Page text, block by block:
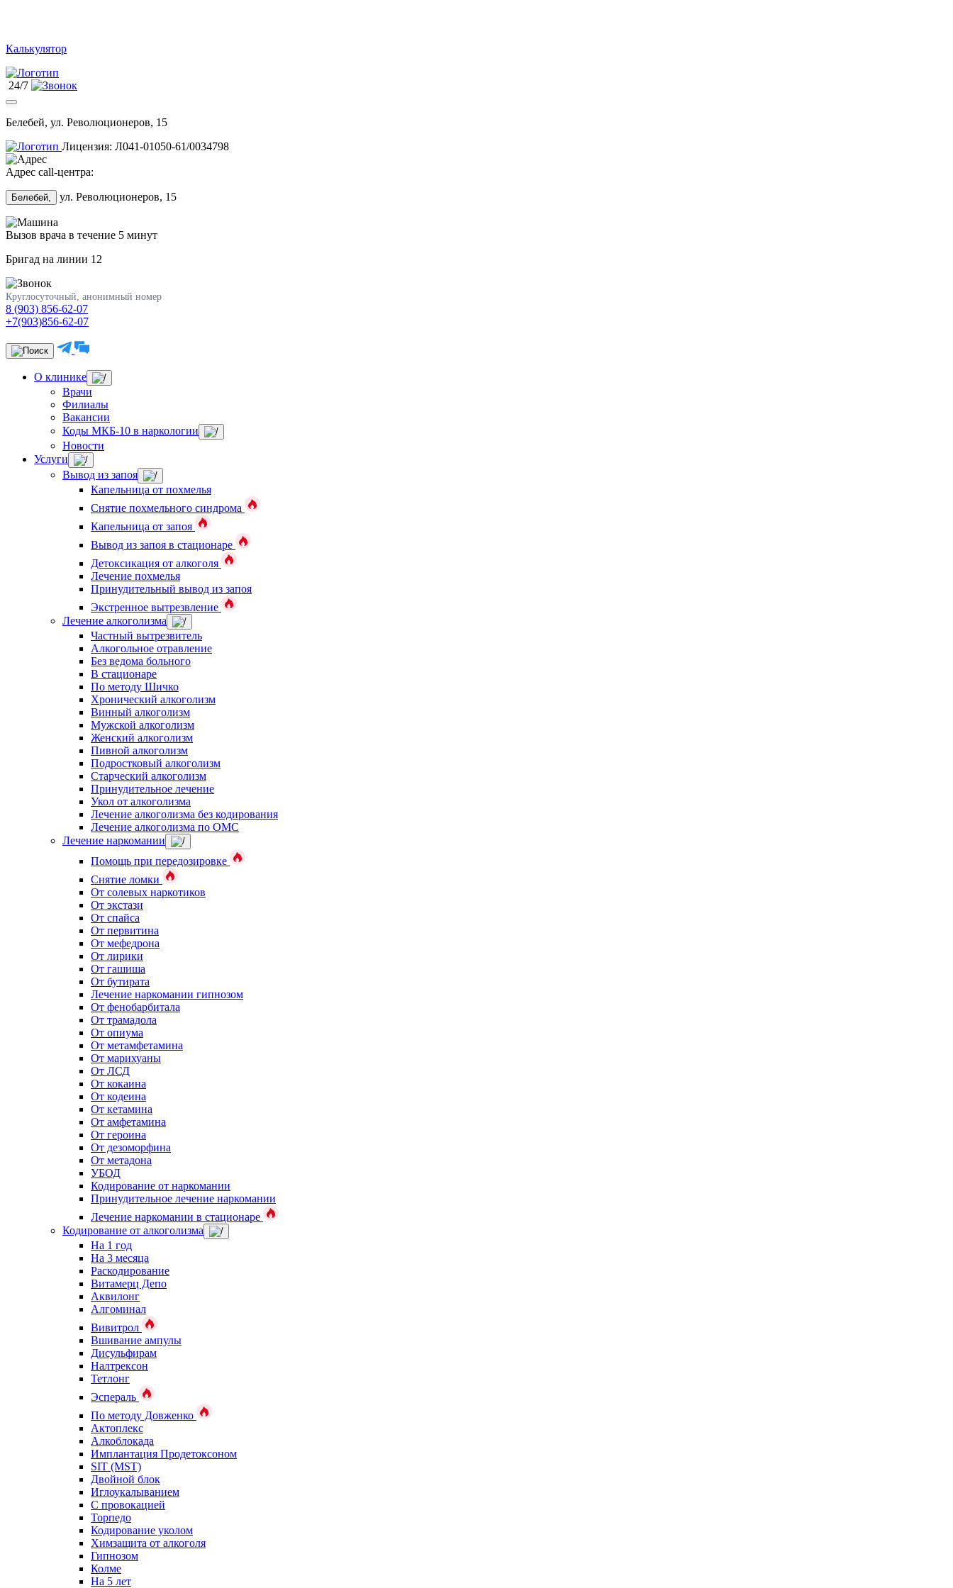
Калькулятор
24/7
Белебей, ул. Революционеров, 15
Лицензия: Л041-01050-61/0034798
Адрес call-центра:
Белебей, ул. Революционеров, 15
Вызов врача в течение 5 минут
Бригад на линии 12
Круглосуточный, анонимный номер
8 (903) 856-62-07
+7(903)856-62-07
О клинике
Врачи
Филиалы
Вакансии
Коды МКБ-10 в наркологии
Новости
Услуги
Вывод из запоя
Капельница от похмелья
Снятие похмельного синдрома
Капельница от запоя
Вывод из запоя в стационаре
Детоксикация от алкоголя
Лечение похмелья
Принудительный вывод из запоя
Экстренное вытрезвление
Лечение алкоголизма
Частный вытрезвитель
Алкогольное отравление
Без ведома больного
В стационаре
По методу Шичко
Хронический алкоголизм
Винный алкоголизм
Мужской алкоголизм
Женский алкоголизм
Пивной алкоголизм
Подростковый алкоголизм
Старческий алкоголизм
Принудительное лечение
Укол от алкоголизма
Лечение алкоголизма без кодирования
Лечение алкоголизма по ОМС
Лечение наркомании
Помощь при передозировке
Снятие ломки
От солевых наркотиков
От экстази
От спайса
От первитина
От мефедрона
От лирики
От гашиша
От бутирата
Лечение наркомании гипнозом
От фенобарбитала
От трамадола
От опиума
От метамфетамина
От марихуаны
От ЛСД
От кокаина
От кодеина
От кетамина
От амфетамина
От героина
От дезоморфина
От метадона
УБОД
Кодирование от наркомании
Принудительное лечение наркомании
Лечение наркомании в стационаре
Кодирование от алкоголизма
На 1 год
На 3 месяца
Раскодирование
Витамерц Депо
Аквилонг
Алгоминал
Вивитрол
Вшивание ампулы
Дисульфирам
Налтрексон
Тетлонг
Эспераль
По методу Довженко
Актоплекс
Алкоблокада
Имплантация Продетоксоном
SIT (MST)
Двойной блок
Иглоукалыванием
С провокацией
Торпедо
Кодирование уколом
Химзащита от алкоголя
Гипнозом
Колме
На 5 лет